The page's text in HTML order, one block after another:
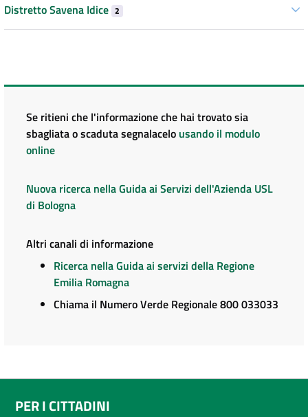
Distretto Savena Idice 2
Se ritieni che l'informazione che hai trovato sia
sbagliata o scaduta segnalacelo usando il modulo
online
Nuova ricerca nella Guida ai Servizi dell'Azienda USL
di Bologna
Altri canali di informazione
Ricerca nella Guida ai servizi della Regione
Emilia Romagna
Chiama il Numero Verde Regionale 800 033033
PER I CITTADINI